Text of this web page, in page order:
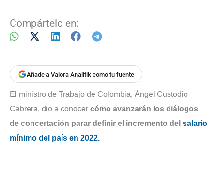
Compártelo en:
Añade a Valora Analitik como tu fuente
El ministro de Trabajo de Colombia, Ángel Custodio
Cabrera, dio a conocer cómo avanzarán los diálogos
de concertación parar definir el incremento del salario
mínimo del país en 2022.